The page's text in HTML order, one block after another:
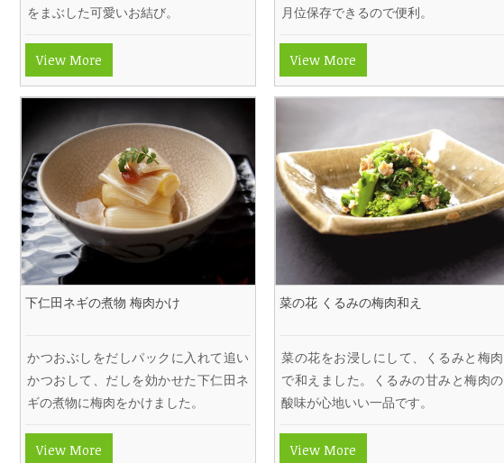
をまぶした可愛いお結び。
View More
月位保存できるので便利。
View More
下仁田ネギの煮物 梅肉かけ
かつおぶしをだしパックに入れて追い
かつおして、だしを効かせた下仁田ネ
ギの煮物に梅肉をかけました。
View More
菜の花 くるみの梅肉和え
菜の花をお浸しにして、くるみと梅肉
で和えました。くるみの甘みと梅肉の
酸味が心地いい一品です。
View More